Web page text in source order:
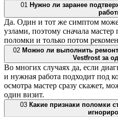
01 Нужно ли заранее
Да. Один и тот же симптом
узлами, поэтому сначала
поломки и только потом
02 Можно ли выполнить
Vestfrost за
Во многих случаях да, если
и нужная работа подходит под
осмотра мастер сразу скажет,
один визит.
03 Какие признаки поломки